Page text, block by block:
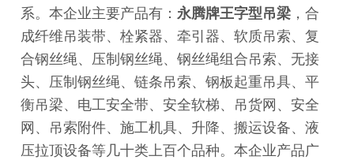
系。本企业主要产品有：永腾牌王字型吊梁 ，合
成纤维吊装带、栓紧器、牵引器、软质吊索、复
合钢丝绳、压制钢丝绳、钢丝绳组合吊索、无接
头、压制钢丝绳、链条吊索、钢板起重吊具、平
衡吊梁、电工安全带、安全软梯、吊货网、安全
网、吊索附件、施工机具、升降、搬运设备、液
压拉顶设备等几十类上百个品种。本企业产品广